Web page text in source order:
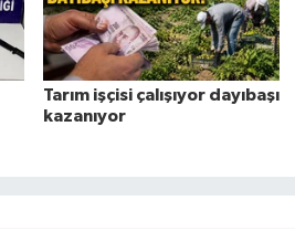
Tarım işçisi çalışıyor dayıbaşı
kazanıyor